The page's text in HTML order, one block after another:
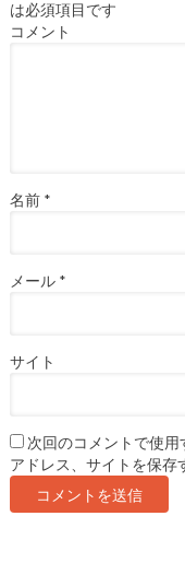
は必須項目です
コメント
名前 *
メール *
サイト
次回のコメントで使
アドレス、サイトを保存